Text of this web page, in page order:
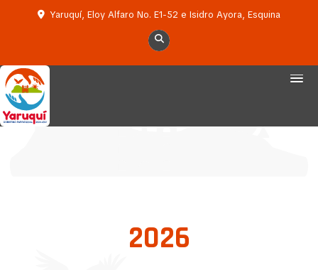
Yaruquí, Eloy Alfaro No. E1-52 e Isidro Ayora, Esquina
2026